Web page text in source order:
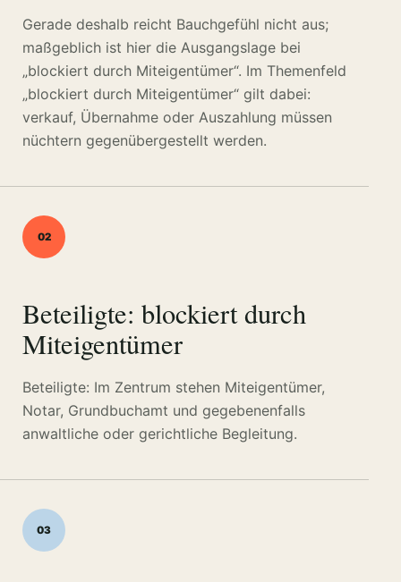
Gerade deshalb reicht Bauchgefühl nicht aus;
maßgeblich ist hier die Ausgangslage bei
„blockiert durch Miteigentümer“. Im Themenfeld
„blockiert durch Miteigentümer“ gilt dabei:
verkauf, Übernahme oder Auszahlung müssen
nüchtern gegenübergestellt werden.
02
Beteiligte: blockiert durch
Miteigentümer
Beteiligte: Im Zentrum stehen Miteigentümer,
Notar, Grundbuchamt und gegebenenfalls
anwaltliche oder gerichtliche Begleitung.
03